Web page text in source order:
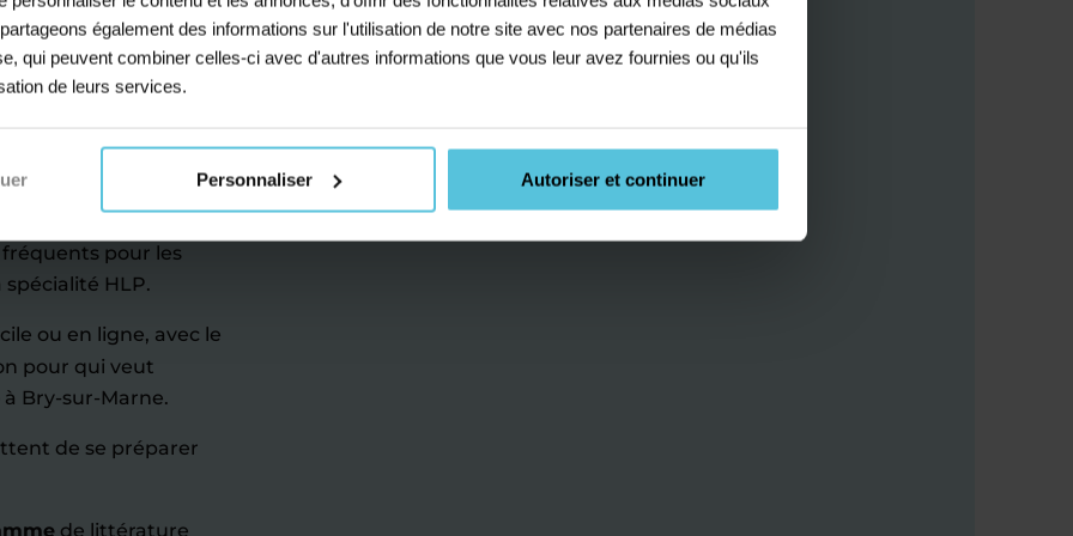
également des informations sur l'utilisation de notre site avec nos partenaires de médias
qui peuvent combiner celles-ci avec d'autres informations que vous leur avez fournies ou qu'ils
de leurs services.
Personnaliser Autoriser et continuer
deà la
bac
comme à l’oral,
ainsi que l’analyse
pour les
spécialité HLP.
ou en ligne, avec le
pour qui veut
à Bry-sur-Marne.
de se préparer
de littérature